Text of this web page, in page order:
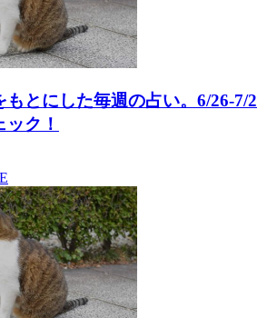
もとにした毎週の占い。6/26-7/2
ク！